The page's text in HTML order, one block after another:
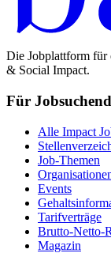
Die Jobplattform für
& Social Impact.
Für
Alle Impact
Job-Themen
Events
Tarifverträge
Brutto-Netto-
Magazin